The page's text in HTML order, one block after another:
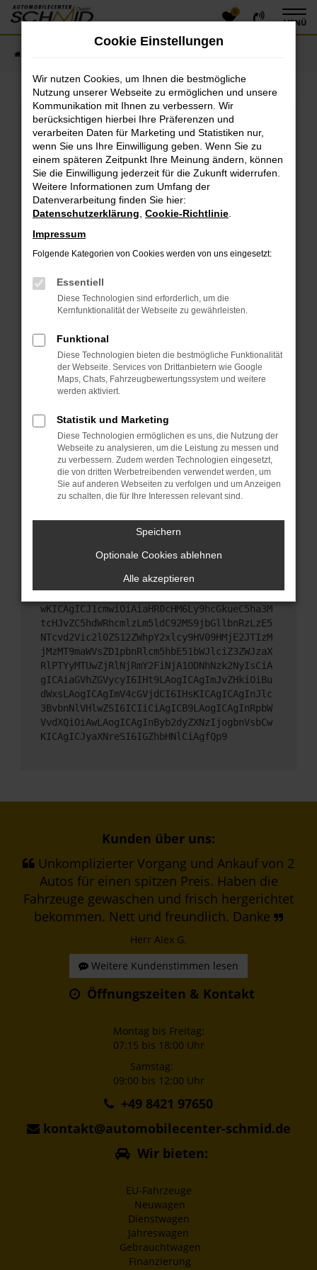
Zum
Hauptinhalt
0
MENÜ
Fehler: Network Error
Beim Laden ist ein Fehler aufgetreten.
Hier sind ein paar Tipps, die dir helfen können:
Überprüfe deine Firewall und deine
Internetverbindung.
Laden andere Webseiten, zum Beispiel deine
Suchmaschine?
Prüfe deine Browsererweiterungen.
das Laden bestimmter Seiten verhindern.
Funktioniert die Seite in einem anderen Browser
oder in einem privaten Fenster?
Das kann manchmal helfen, vorübergehende
Probleme zu beheben.
Stelle sicher, dass dein Browser und dein
Betriebssystem auf dem neuesten Stand sind.
Sicherheitsrisiko, sondern kann auch dazu führen,
dass bestimmte Funktionen nicht mehr
unterstützt werden.
Wende dich an den Webseitenbetreiber.
Wenn du alle oben genannten Schritte versucht
hast, kontaktiere uns bitte. Wir werden versuchen,
das Problem zu beheben. Du kannst uns diesen
Text schicken, um uns bei der Fehlersuche zu
unterstützen:
ewogICJuYW1lIjogIk5ldHdvcmtFcnJvciIsCiAgI
mNvbmZpZyI6IHsKICAgICJtZXRob2QiOiAiR0VUIi
wKICAgICJ1cmwiOiAiaHR0cHM6Ly9hcGkueC5ha3M
tcHJvZC5hdWRhcmlzLm5ldC92MS9jbGllbnRzLzE5
NTcvd2Vic2l0ZS12ZWhpY2xlcy9HV09HMjE2JTIzM
jMzMT9maWVsZD1pbnRlcm5hbE51bWJlciZ3ZWJzaX
RlPTYyMTUwZjRlNjRmY2FiNjA1ODNhNzk2NyIsCiA
gICAiaGVhZGVycyI6IHt9LAogICAgImJvZHkiOiBu
dWxsLAogICAgImV4cGVjdCI6IHsKICAgICAgInJlc
3BvbnNlVHlwZSI6ICIiCiAgICB9LAogICAgInRpbW
VvdXQiOiAwLAogICAgInByb2dyZXNzIjogbnVsbCw
KICAgICJyaXNreSI6IGZhbHNlCiAgfQp9
Kunden über uns:
Unkomplizierter Vorgang und Ankauf von 2
Autos für einen spitzen Preis. Haben die
Fahrzeuge gewaschen und frisch hergerichtet
bekommen. Nett und freundlich. Danke
Herr Alex G.
Weitere Kundenstimmen lesen
Öffnungszeiten & Kontakt
Montag bis Freitag:
07:15 bis 18:00 Uhr
Samstag:
09:00 bis 12:00 Uhr
+49 8421 97650
kontakt@automobilecenter-schmid.de
Wir bieten:
EU-Fahrzeuge
Neuwagen
Dienstwagen
Jahreswagen
Gebrauchtwagen
Finanzierung
Cookie Einstellungen
Wir nutzen Cookies, um Ihnen die bestmögliche
Nutzung unserer Webseite zu ermöglichen und unsere
Kommunikation mit Ihnen zu verbessern. Wir
berücksichtigen hierbei Ihre Präferenzen und
verarbeiten Daten für Marketing und Statistiken nur,
wenn Sie uns Ihre Einwilligung geben. Wenn Sie zu
einem späteren Zeitpunkt Ihre Meinung ändern, können
Sie die Einwilligung jederzeit für die Zukunft widerrufen.
Weitere Informationen zum Umfang der
Datenverarbeitung finden Sie hier:
Datenschutzerklärung Cookie-Richtlinie
Impressum
Folgende Kategorien von Cookies werden von uns eingesetzt:
Essentiell
Diese Technologien sind erforderlich, um die
Kernfunktionalität der Webseite zu gewährleisten.
Funktional
Diese Technologien bieten die bestmögliche Funktionalität
der Webseite. Services von Drittanbietern wie Google
Maps, Chats, Fahrzeugbewertungssystem und weitere
werden aktiviert.
Statistik und Marketing
Diese Technologien ermöglichen es uns, die Nutzung der
Webseite zu analysieren, um die Leistung zu messen und
zu verbessern. Zudem werden Technologien eingesetzt,
die von dritten Werbetreibenden verwendet werden, um
Sie auf anderen Webseiten zu verfolgen und um Anzeigen
zu schalten, die für Ihre Interessen relevant sind.
Speichern
Optionale Cookies ablehnen
Alle akzeptieren